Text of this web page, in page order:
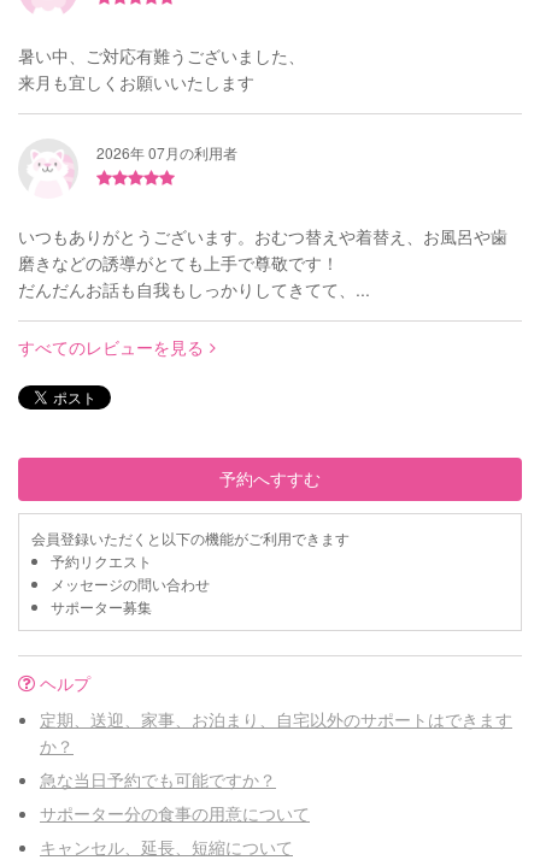
暑い中、ご対応有難うございました、
来月も宜しくお願いいたします
2026年 07月の利用者
いつもありがとうございます。おむつ替えや着替え、お風呂や歯
磨きなどの誘導がとても上手で尊敬です！
だんだんお話も自我もしっかりしてきてて、...
すべてのレビューを見る
予約へすすむ
会員登録いただくと以下の機能がご利用できます
予約リクエスト
メッセージの問い合わせ
サポーター募集
ヘルプ
定期、送迎、家事、お泊まり、自宅以外のサポートはできます
か？
急な当日予約でも可能ですか？
サポーター分の食事の用意について
キャンセル、延長、短縮について